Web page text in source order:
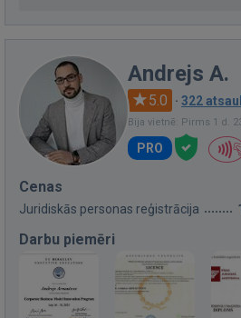
Andrejs A.
5.0 · 322
Bija vietnē: Pirms 1 d.
PRO
Cenas
Juridiskās personas reģistrācija
Darbu piemēri